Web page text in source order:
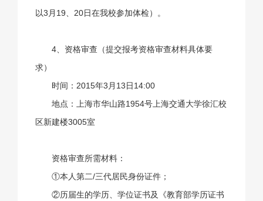
以3月19、20日在我校参加体检）。
4、资格审查（提交报考资格审查材料具体要
求）
时间：2015年3月13日14:00
地点：上海市华山路1954号上海交通大学徐汇校
区新建楼3005室
资格审查所需材料：
①本人第二/三代居民身份证件；
②历届生的学历、学位证书及《教育部学历证书